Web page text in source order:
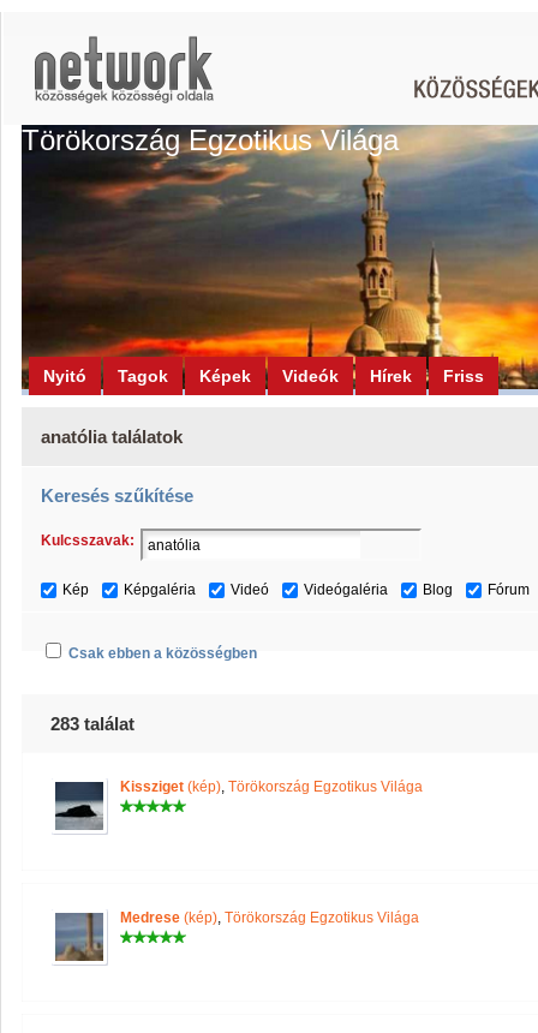
Törökország Egzotikus Világa
Nyitó Tagok Képek Videók Hírek Friss
anatólia találatok
Keresés szűkítése
Kulcsszavak:
Kép Képgaléria Videó Videógaléria Blog Fórum
Csak ebben a közösségben
283 találat
Kissziget (kép), Törökország Egzotikus Világa
Medrese (kép), Törökország Egzotikus Világa